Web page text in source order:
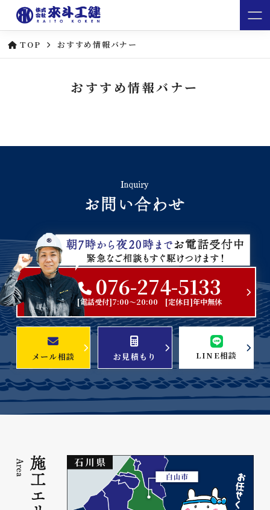
TOP おすすめ情報バナー
おすすめ情報バナー
076-274-5133
[電話受付]7:00～20:00 [定休日]年中無休
メール相談 お見積もり LINE相談